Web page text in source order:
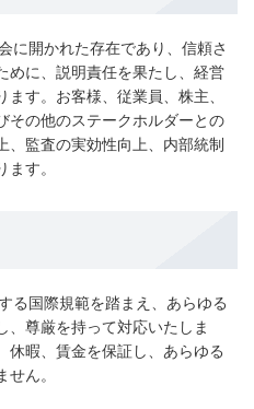
に開かれた存在であり、信頼さ
めに、説明責任を果たし、経営
す。お客様、従業員、株主、
その他のステークホルダーとの
、監査の実効性向上、内部統制
す。
る国際規範を踏まえ、あらゆる
、尊厳を持って対応いたしま
休暇、賃金を保証し、あらゆる
ん。